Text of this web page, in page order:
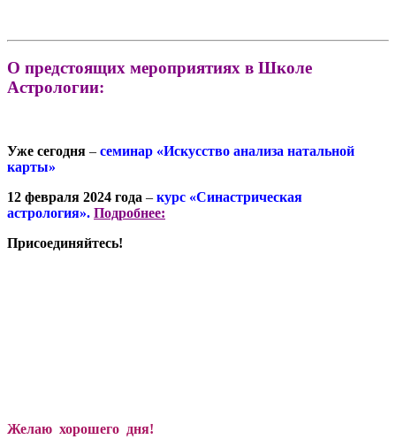
О предстоящих мероприятиях в Школе
Астрологии:
Уже сегодня – семинар «Искусство анализа натальной
карты»
12 февраля 2024 года – курс «Синастрическая
астрология». Подробнее:
Присоединяйтесь!
Желаю хорошего дня!